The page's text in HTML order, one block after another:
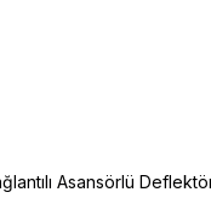
Asansörlü